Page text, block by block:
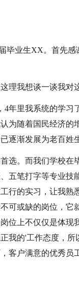
业生XX。首先感
理我想谈一谈我对
年里我系统的学习
为随着国民经济的
逐渐发展为老百姓
选。而我们学校在
五笔打字等专业技
行的实习，让我熟
可或缺的岗位，它
位上不仅仅是体现
我的'工作态度，
客户满意的优秀员